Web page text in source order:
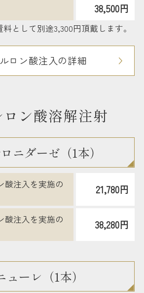
38,500円
として別途3,300円頂戴します。
ロン酸注入の詳細
ロン酸溶解注射
ニダーゼ（1本）
酸注入を実施の
21,780円
酸注入を実施の
38,280円
ューレ（1本）